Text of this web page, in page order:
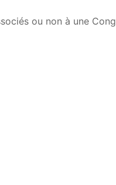
ou non à une